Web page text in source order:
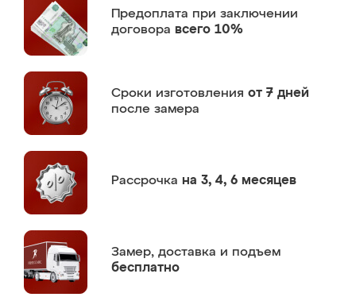
Предоплата при заключении
договора всего 10%
Сроки изготовления от 7 дней
после замера
Рассрочка на 3, 4, 6 месяцев
Замер, доставка и подъем
бесплатно